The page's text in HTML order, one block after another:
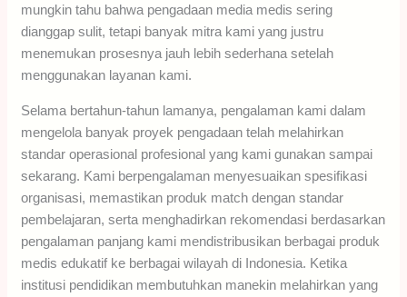
mungkin tahu bahwa pengadaan media medis sering
dianggap sulit, tetapi banyak mitra kami yang justru
menemukan prosesnya jauh lebih sederhana setelah
menggunakan layanan kami.
Selama bertahun-tahun lamanya, pengalaman kami dalam
mengelola banyak proyek pengadaan telah melahirkan
standar operasional profesional yang kami gunakan sampai
sekarang. Kami berpengalaman menyesuaikan spesifikasi
organisasi, memastikan produk match dengan standar
pembelajaran, serta menghadirkan rekomendasi berdasarkan
pengalaman panjang kami mendistribusikan berbagai produk
medis edukatif ke berbagai wilayah di Indonesia. Ketika
institusi pendidikan membutuhkan manekin melahirkan yang